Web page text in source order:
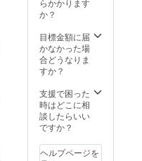
らかかります
か？
目標金額に届
かなかった場
合どうなりま
すか？
支援で困った
時はどこに相
談したらいい
ですか？
ヘルプページを